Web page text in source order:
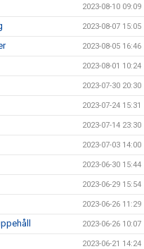
2023-08-10 09:09
2023-08-07 15:05
2023-08-05 16:46
2023-08-01 10:24
2023-07-30 20:30
2023-07-24 15:31
2023-07-14 23:30
2023-07-03 14:00
2023-06-30 15:44
2023-06-29 15:54
2023-06-26 11:29
2023-06-26 10:07
2023-06-21 14:24